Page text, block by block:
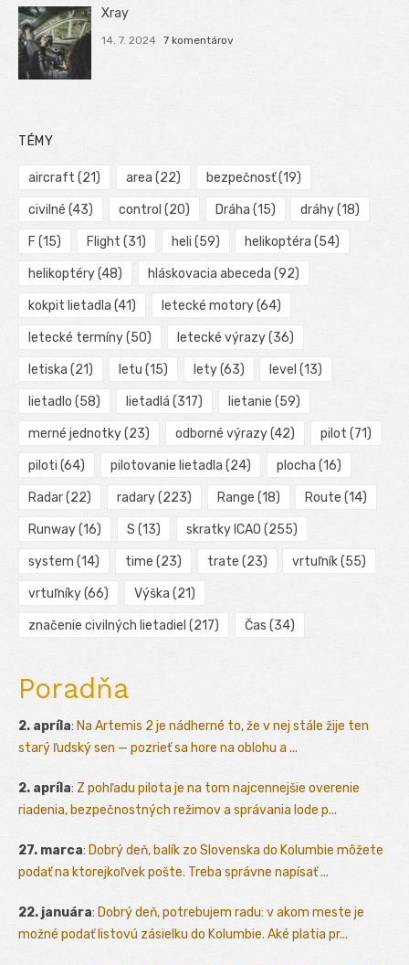
Xray
14. 7. 2024 7 komentárov
TÉMY
aircraft (21) area (22) bezpečnosť(19)
civilné (43) control (20) Dráha (15) dráhy(18)
F (15) Flight (31) heli (59) helikoptéra (54)
helikoptéry(48) hláskovacia abeceda (92)
kokpit lietadla (41) letecké motory(64)
letecké termíny(50) letecké výrazy(36)
letiska (21) letu (15) lety(63) level (13)
lietadlo (58) lietadlá (317) lietanie (59)
merné jednotky(23) odborné výrazy(42) pilot (71)
piloti (64) pilotovanie lietadla (24) plocha (16)
Radar(22) radary(223) Range (18) Route (14)
Runway(16) S (13) skratky ICAO (255)
system (14) time (23) trate (23) vrtuľník(55)
vrtuľníky(66) Výška (21)
značenie civilných lietadiel (217) Čas (34)
Poradňa
2. apríla: Na Artemis 2 je nádherné to, že v nej stále žije ten
starý ľudský sen — pozrieť sa hore na oblohu a ...
2. apríla: Z pohľadu pilota je na tom najcennejšie overenie
riadenia, bezpečnostných režimov a správania lode p...
27. marca: Dobrý deň, balík zo Slovenska do Kolumbie môžete
podať na ktorejkoľvek pošte. Treba správne napísať ...
22. januára: Dobrý deň, potrebujem radu: v akom meste je
možné podať listovú zásielku do Kolumbie. Aké platia pr...